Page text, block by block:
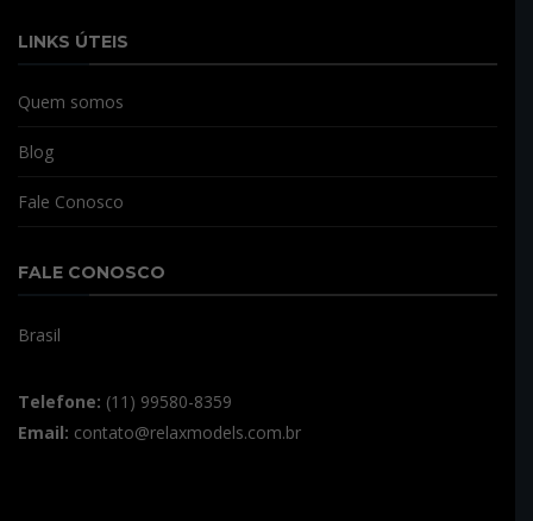
LINKS ÚTEIS
Quem somos
Blog
Fale Conosco
FALE CONOSCO
Brasil
Telefone: (11) 99580-8359
Email: contato@relaxmodels.com.br